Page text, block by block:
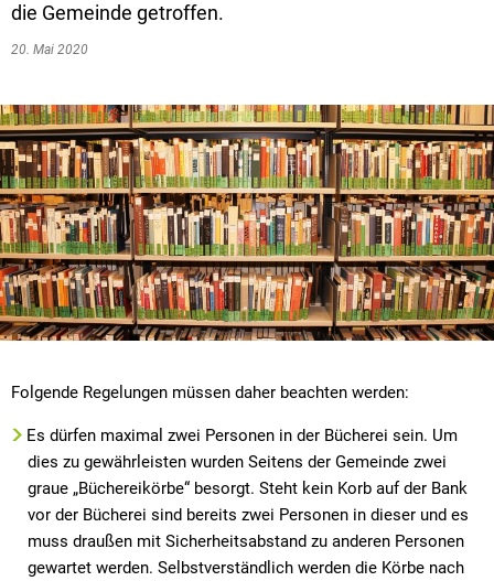
die Gemeinde getroffen.
20. Mai 2020
Folgende Regelungen müssen daher beachten werden:
Es dürfen maximal zwei Personen in der Bücherei sein. Um
dies zu gewährleisten wurden Seitens der Gemeinde zwei
graue „Büchereikörbe“ besorgt. Steht kein Korb auf der Bank
vor der Bücherei sind bereits zwei Personen in dieser und es
muss draußen mit Sicherheitsabstand zu anderen Personen
gewartet werden. Selbstverständlich werden die Körbe nach